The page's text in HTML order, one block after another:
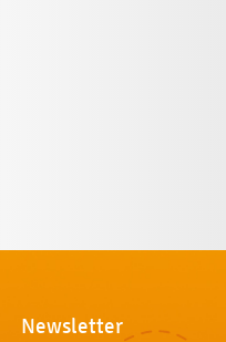
Newsletter